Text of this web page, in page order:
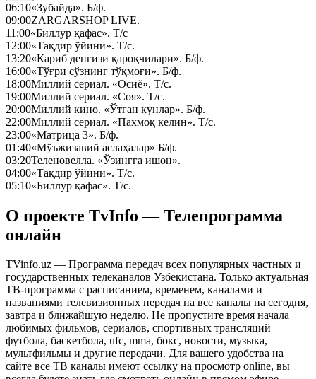
06:10«Зубайда». Б/ф.
09:00ZARGARSHOP LIVE.
11:00«Биллур қафас». Т/с
12:00«Тақдир ўйини». Т/с.
13:20«Кариб денгизи қароқчилари». Б/ф.
16:00«Тўғри сўзнинг тўқмоғи». Б/ф.
18:00Миллий сериал. «Осиё». Т/с.
19:00Миллий сериал. «Соя». Т/с.
20:00Миллий кино. «Ўтган кунлар». Б/ф.
22:00Миллий сериал. «Пахмоқ келин». Т/с.
23:00«Матрица 3». Б/ф.
01:40«Мўъжизавий аслаҳалар» Б/ф.
03:20Теленовелла. «Ўзингга ишон».
04:00«Тақдир ўйини». Т/с.
05:10«Биллур қафас». Т/с.
О проекте TvInfo — Телепрограмма
онлайн
TVinfo.uz — Программа передач всех популярных частных и
государственных телеканалов Узбекистана. Только актуальная
ТВ-программа с расписанием, временем, каналами и
названиями телевизионных передач на все каналы на сегодня,
завтра и ближайшую неделю. Не пропустите время начала
любимых фильмов, сериалов, спортивных трансляций
футбола, баскетбола, ufc, mma, бокс, новости, музыка,
мультфильмы и другие передачи. Для вашего удобства на
сайте все ТВ каналы имеют ссылку на просмотр online, вы